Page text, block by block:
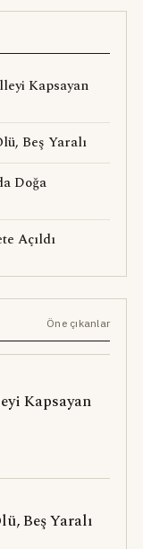
Kapsayan
Beş Yaralı
Doğa
Açıldı
Öne çıkanlar
Kapsayan
Beş Yaralı